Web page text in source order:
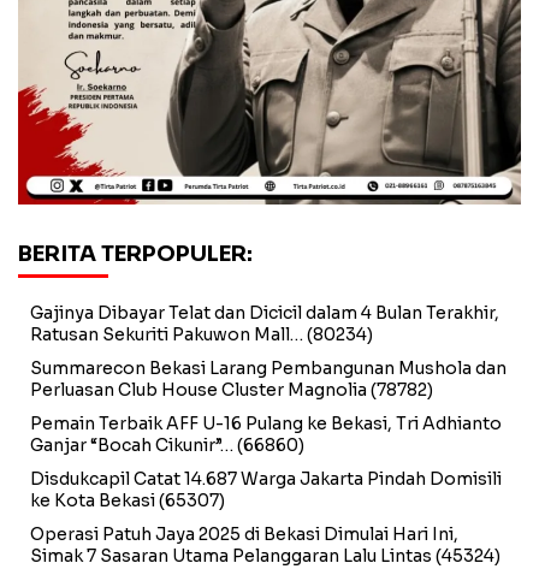
BERITA TERPOPULER:
Gajinya Dibayar Telat dan Dicicil dalam 4 Bulan Terakhir,
Ratusan Sekuriti Pakuwon Mall… (80234)
Summarecon Bekasi Larang Pembangunan Mushola dan
Perluasan Club House Cluster Magnolia (78782)
Pemain Terbaik AFF U-16 Pulang ke Bekasi, Tri Adhianto
Ganjar “Bocah Cikunir”… (66860)
Disdukcapil Catat 14.687 Warga Jakarta Pindah Domisili
ke Kota Bekasi(65307)
Operasi Patuh Jaya 2025 di Bekasi Dimulai Hari Ini,
Simak 7 Sasaran Utama Pelanggaran Lalu Lintas (45324)